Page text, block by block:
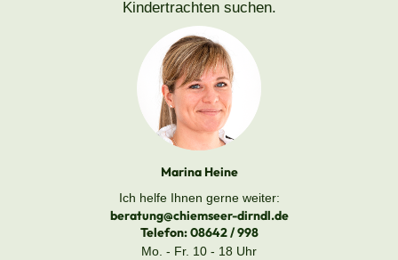
Kindertrachten suchen.
Marina Heine
Ich helfe Ihnen gerne weiter:
beratung@chiemseer-dirndl.de
Telefon:08642 / 998
Mo. - Fr. 10 - 18 Uhr